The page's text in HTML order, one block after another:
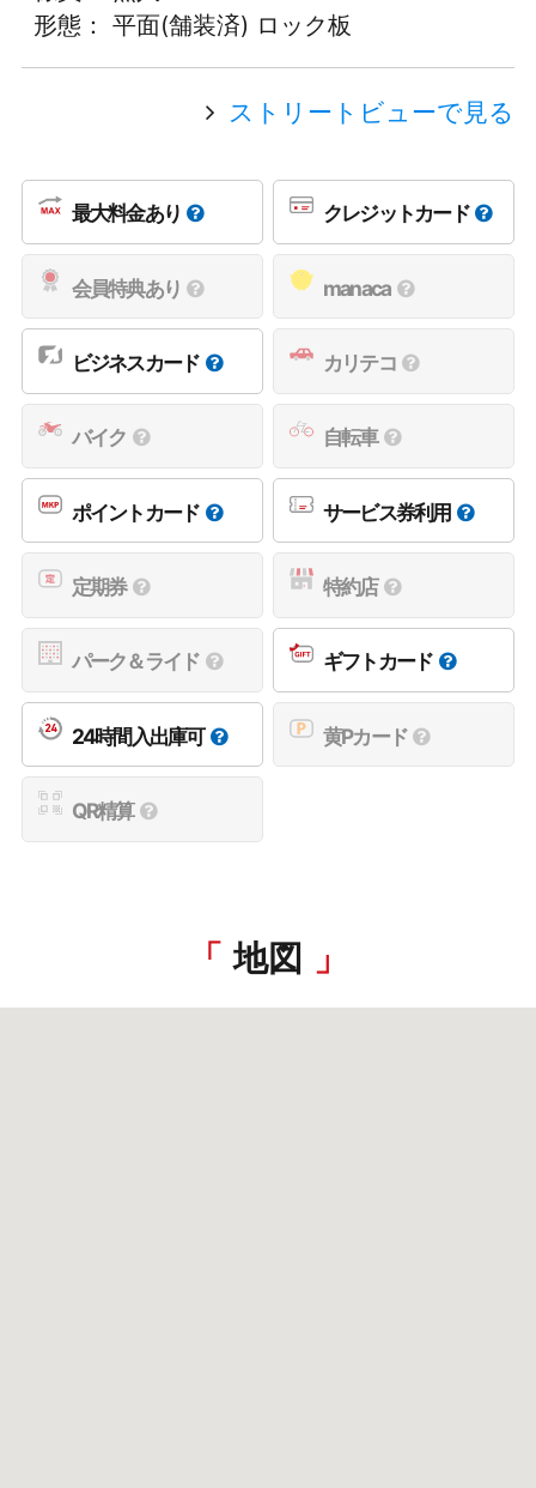
形態： 平面(舗装済) ロック板
ストリートビューで見る
最大料金あり クレジットカード
会員特典あり manaca
ビジネスカード カリテコ
バイク 自転車
ポイントカード サービス券利用
定期券 特約店
パーク＆ライド ギフトカード
24時間入出庫可 黄Pカード
QR精算
地図